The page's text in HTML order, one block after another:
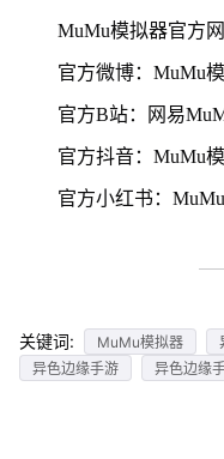
MuMu模拟器官方
官方微博：MuMu
官方B站：网易
官方抖音：MuMu
官方小红书：
关键词: MuMu模拟器
异色边缘手游
异色边缘